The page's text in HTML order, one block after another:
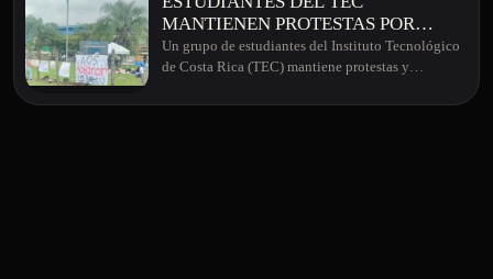
MANTIENEN PROTESTAS POR
RECORTES EN BECAS
SOCIOECONÓMICAS
Un grupo de estudiantes del Instituto Tecnológico
de Costa Rica (TEC) mantiene protestas y…